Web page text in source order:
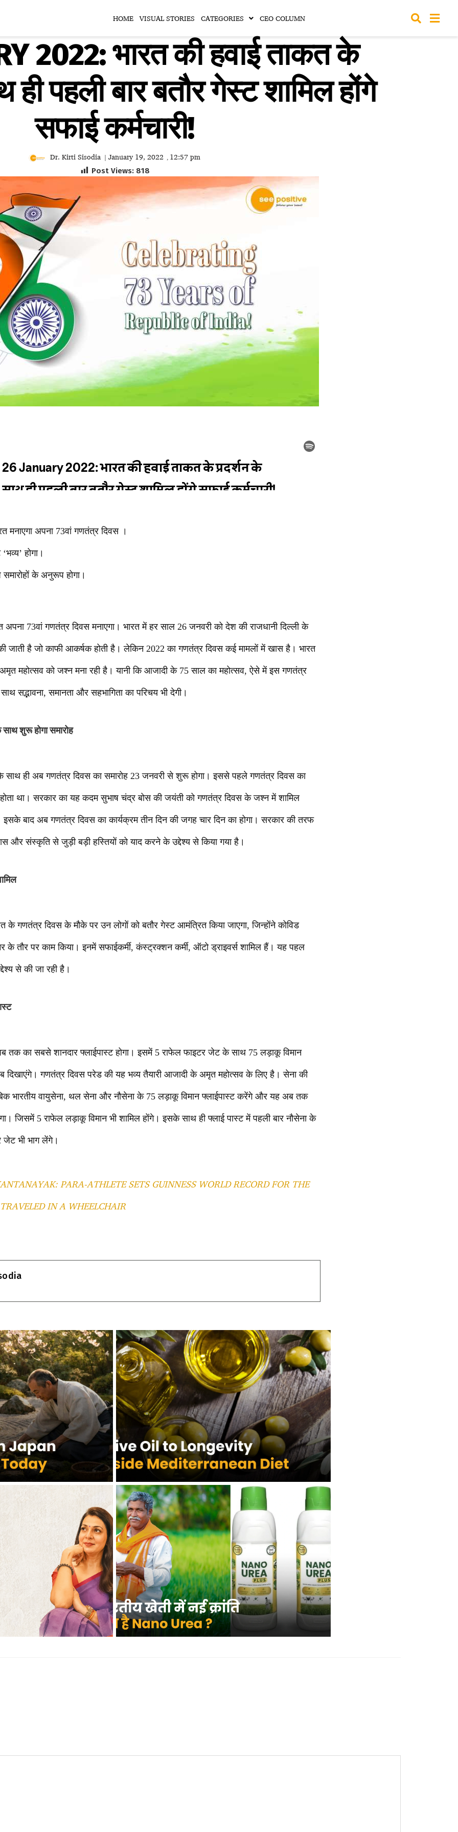
HOME VISUAL STORIES CATEGORIES CEO COLUMN
2022: भारत की हवाई ताकत के
पहली बार बतौर गेस्ट शामिल होंगे
सफाई कर्मचारी!
Dr. Kirti Sisodia | January 19, 2022 , 12:57 pm
Post Views: 818
मनाएगा अपना 73वां गणतंत्र दिवस ।
होगा।
के अनुरूप होगा।
अपना 73वां गणतंत्र दिवस मनाएगा। भारत में हर साल 26 जनवरी को देश की राजधानी दिल्ली के
जाती है जो काफी आकर्षक होती है। लेकिन 2022 का गणतंत्र दिवस कई मामलों में खास है। भारत
महोत्सव को जश्न मना रही है। यानी कि आजादी के 75 साल का महोत्सव, ऐसे में इस गणतंत्र
सद्भावना, समानता और सहभागिता का परिचय भी देगी।
शुरू होगा समारोह
साथ ही अब गणतंत्र दिवस का समारोह 23 जनवरी से शुरू होगा। इससे पहले गणतंत्र दिवस का
था। सरकार का यह कदम सुभाष चंद्र बोस की जयंती को गणतंत्र दिवस के जश्न में शामिल
बाद अब गणतंत्र दिवस का कार्यक्रम तीन दिन की जगह चार दिन का होगा। सरकार की तरफ
और संस्कृति से जुड़ी बड़ी हस्तियों को याद करने के उद्देश्य से किया गया है।
के गणतंत्र दिवस के मौके पर उन लोगों को बतौर गेस्ट आमंत्रित किया जाएगा, जिन्होंने कोविड
के तौर पर काम किया। इनमें सफाईकर्मी, कंस्ट्रक्शन कर्मी, ऑटो ड्राइवर्स शामिल हैं। यह पहल
से की जा रही है।
तक का सबसे शानदार फ्लाईपास्ट होगा। इसमें 5 राफेल फाइटर जेट के साथ 75 लड़ाकू विमान
गणतंत्र दिवस परेड की यह भव्य तैयारी आजादी के अमृत महोत्सव के लिए है। सेना की
भारतीय वायुसेना, थल सेना और नौसेना के 75 लड़ाकू विमान फ्लाईपास्ट करेंगे और यह अब तक
जिसमें 5 राफेल लड़ाकू विमान भी शामिल होंगे। इसके साथ ही फ्लाई पास्ट में पहली बार नौसेना के
भी भाग लेंगे।
PARA-ATHLETE SETS GUINNESS WORLD RECORD FOR THE
IN A WHEELCHAIR